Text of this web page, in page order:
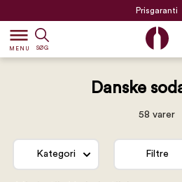
Prisgaranti
dehaze
MENU SØG
Danske
58 varer
Kategori Filtre